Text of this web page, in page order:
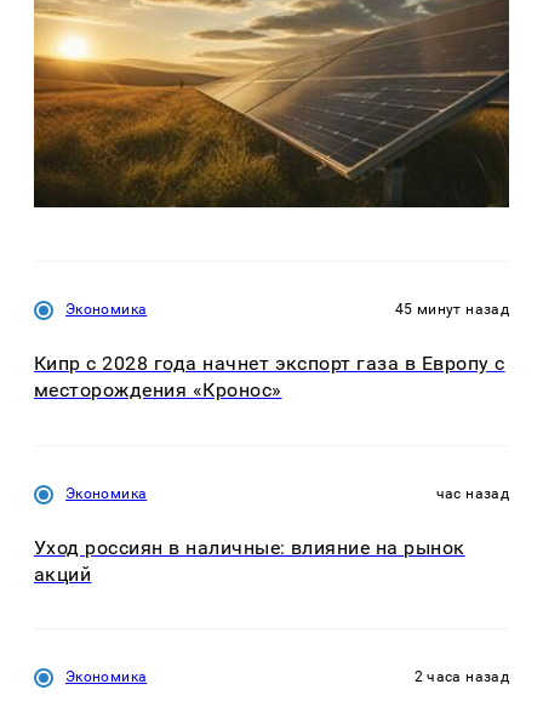
Экономика 45 минут назад
Кипр с 2028 года начнет экспорт газа в Европу с
месторождения «Кронос»
Экономика час назад
Уход россиян в наличные: влияние на рынок
акций
Экономика 2 часа назад